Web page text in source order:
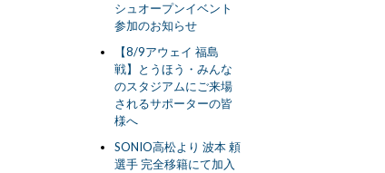
シュオープンイベント
参加のお知らせ
【8/9アウェイ 福島
戦】とうほう・みんな
のスタジアムにご来場
されるサポーターの皆
様へ
SONIO高松より 波本 頼
選手 完全移籍にて加入